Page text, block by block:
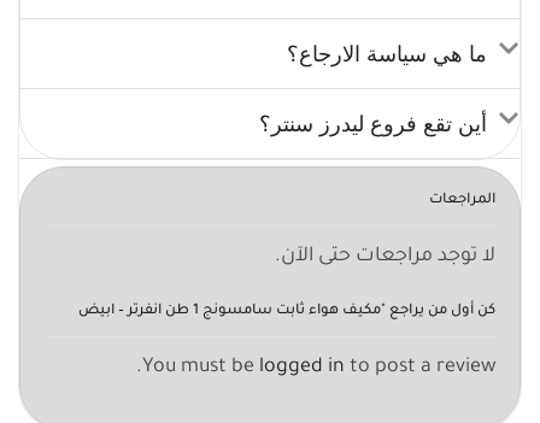
ما هي سياسة الارجاع؟
أين تقع فروع ليدرز سنتر؟
المراجعات
لا توجد مراجعات حتى الآن.
كن أول من يراجع "مكيف هواء ثابت سامسونج 1 طن انفرتر – ابيض
You must be logged in to post a review.